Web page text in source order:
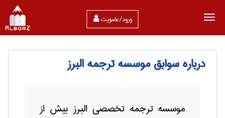
ورود/عضویت
درباره سوابق موسسه ترجمه البرز
موسسه ترجمه تخصصی البرز بیش از